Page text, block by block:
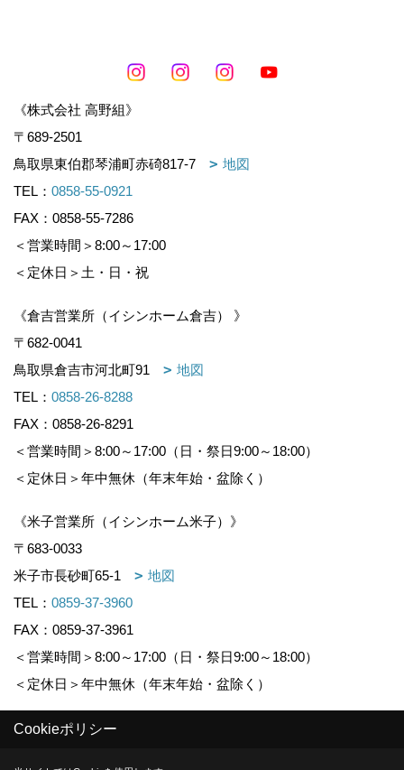
《株式会社 高野組》
〒689-2501
鳥取県東伯郡琴浦町赤碕817-7
地図
TEL： 0858-55-0921
FAX：0858-55-7286
＜営業時間＞8:00～17:00
＜定休日＞土・日・祝
《倉吉営業所（イシンホーム倉吉） 》
〒682-0041
鳥取県倉吉市河北町91
地図
TEL： 0858-26-8288
FAX：0858-26-8291
＜営業時間＞8:00～17:00（日・祭日9:00～18:00）
＜定休日＞年中無休（年末年始・盆除く）
《米子営業所（イシンホーム米子）》
〒683-0033
米子市長砂町65-1
地図
TEL： 0859-37-3960
FAX：0859-37-3961
＜営業時間＞8:00～17:00（日・祭日9:00～18:00）
＜定休日＞年中無休（年末年始・盆除く）
Cookieポリシー